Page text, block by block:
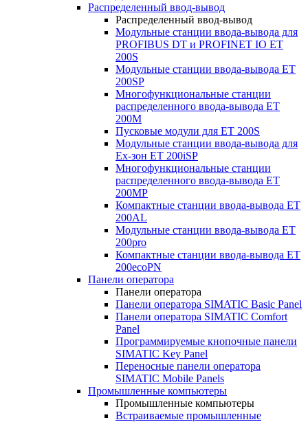
Распределенный ввод-вывод
Распределенный ввод-вывод
Модульные станции ввода-вывода для
PROFIBUS DT и PROFINET IO ET
200S
Модульные станции ввода-вывода ET
200SP
Многофункциональные станции
распределенного ввода-вывода ET
200M
Пусковые модули для ET 200S
Модульные станции ввода-вывода для
Ex-зон ET 200iSP
Многофункциональные станции
распределенного ввода-вывода ET
200MP
Компактные станции ввода-вывода ET
200AL
Модульные станции ввода-вывода ET
200pro
Компактные станции ввода-вывода ET
200ecoPN
Панели оператора
Панели оператора
Панели оператора SIMATIC Basic Panel
Панели оператора SIMATIC Comfort
Panel
Программируемые кнопочные панели
SIMATIC Key Panel
Переносные панели оператора
SIMATIC Mobile Panels
Промышленные компьютеры
Промышленные компьютеры
Встраиваемые промышленные